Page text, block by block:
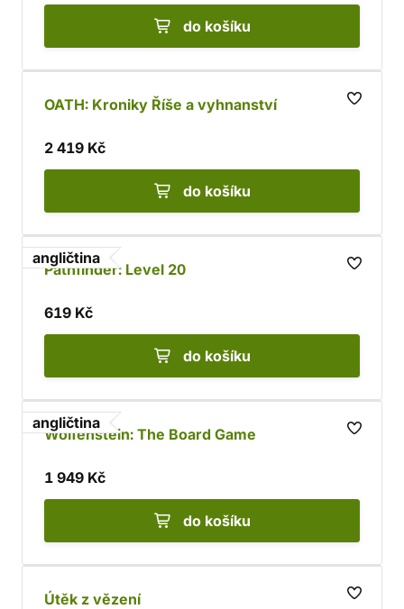
do košíku
OATH: Kroniky Říše a vyhnanství
2 419 Kč
do košíku
angličtina
Pathfinder: Level 20
619 Kč
do košíku
angličtina
Wolfenstein: The Board Game
1 949 Kč
do košíku
Útěk z vězení